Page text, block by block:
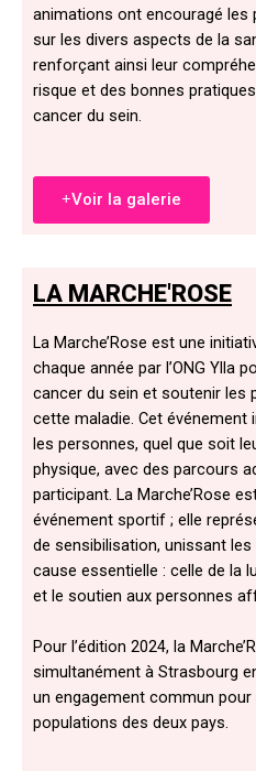
animations ont encouragé les
sur les divers aspects de la
renforçant ainsi leur
risque et des bonnes
cancer du sein.
Voir la galerie
LA MARCHE'ROSE
La Marche’Rose est une
chaque année par l’ONG Ylla
cancer du sein et soutenir les
cette maladie. Cet événement
les personnes, quel que soit
physique, avec des parcours
participant. La Marche’Rose
événement sportif ; elle
de sensibilisation, unissant
cause essentielle : celle de la
et le soutien aux personnes
Pour l’édition 2024, la
simultanément à Strasbourg
un engagement commun
populations des deux pays.